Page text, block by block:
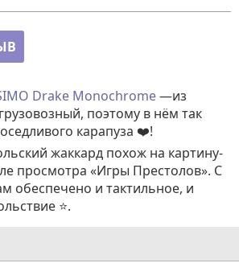
Drake Monochrome—из
поэтому в нём так
карапуза ❤️!
жаккард похож на картину-
просмотра «Игры Престолов». С
обеспечено и тактильное, и
⭐.